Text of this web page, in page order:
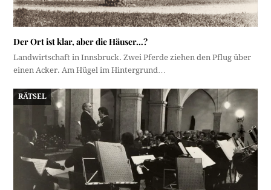
Der Ort ist klar, aber die Häuser…?
Landwirtschaft in Innsbruck. Zwei Pferde ziehen den Pflug über
einen Acker. Am Hügel im Hintergrund…
RÄTSEL